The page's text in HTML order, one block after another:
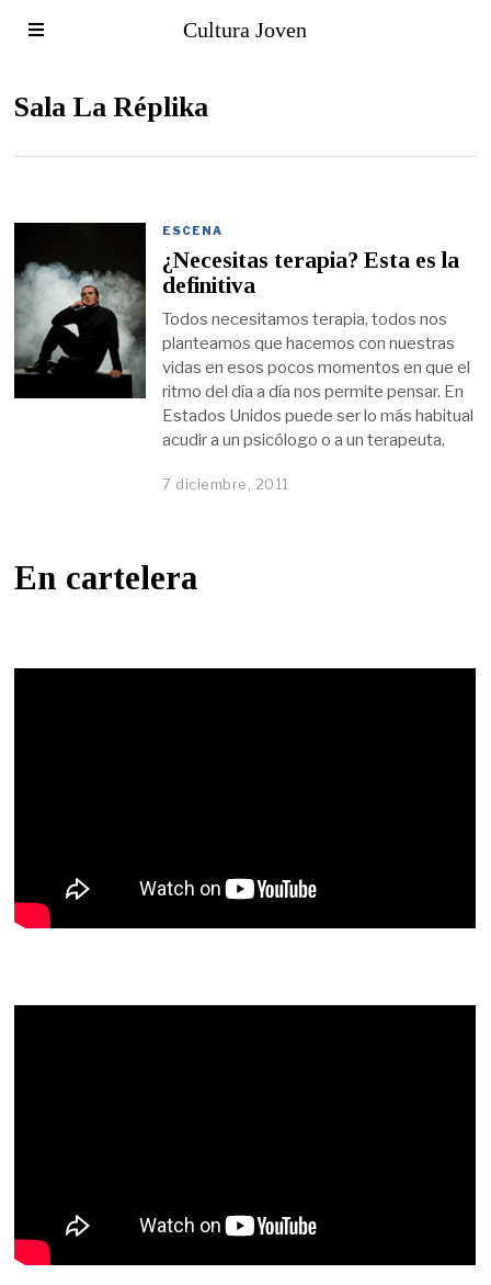
Cultura Joven
Sala La Réplika
ESCENA
¿Necesitas terapia? Esta es la
definitiva
Todos necesitamos terapia, todos nos
planteamos que hacemos con nuestras
vidas en esos pocos momentos en que el
ritmo del día a día nos permite pensar. En
Estados Unidos puede ser lo más habitual
acudir a un psicólogo o a un terapeuta,
7 diciembre, 2011
En cartelera